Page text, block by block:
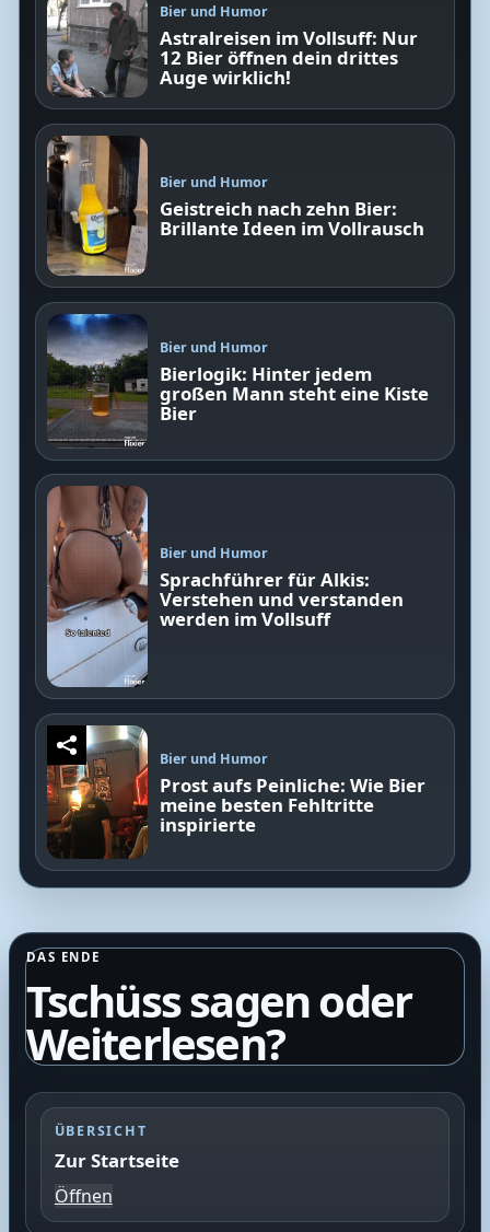
Bier und Humor
Astralreisen im Vollsuff: Nur
12 Bier öffnen dein drittes
Auge wirklich!
Bier und Humor
Geistreich nach zehn Bier:
Brillante Ideen im Vollrausch
Bier und Humor
Bierlogik: Hinter jedem
großen Mann steht eine Kiste
Bier
Bier und Humor
Sprachführer für Alkis:
Verstehen und verstanden
werden im Vollsuff
Bier und Humor
Prost aufs Peinliche: Wie Bier
meine besten Fehltritte
inspirierte
DAS ENDE
Tschüss sagen oder
Weiterlesen?
ÜBERSICHT
Zur Startseite
Öffnen